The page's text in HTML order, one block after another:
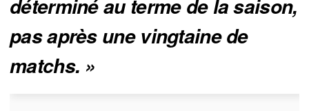
déterminé au terme de la saison,
pas après une vingtaine de
matchs. »